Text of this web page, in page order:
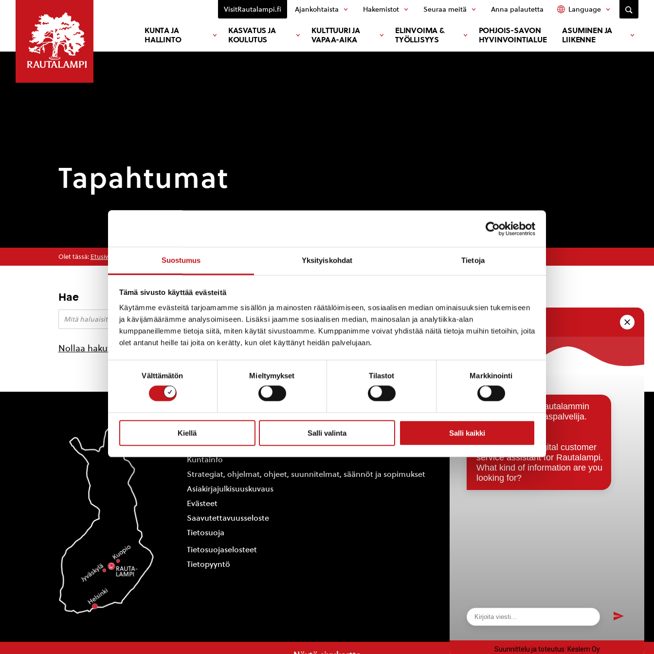
Suostumus Yksityiskohdat Tietoja
Tämä sivusto käyttää evästeitä
Käytämme evästeitä tarjoamamme sisällön ja mainosten räätälöimiseen, sosiaalisen median ominaisuuksien tukemiseen
ja kävijämäärämme analysoimiseen. Lisäksi jaamme sosiaalisen median, mainosalan ja analytiikka-alan
kumppaneillemme tietoja siitä, miten käytät sivustoamme. Kumppanimme voivat yhdistää näitä tietoja muihin tietoihin, joita
olet antanut heille tai joita on kerätty, kun olet käyttänyt heidän palvelujaan.
Välttämätön Mieltymykset Tilastot Markkinointi
Kiellä Salli valinta Salli kaikki
KUNTA JA
HALLINTO
KASVATUS JA
KOULUTUS
KULTTUURI JA
VAPAA-AIKA
ELINVOIMA &
TYÖLLISYYS
POHJOIS-SAVON
HYVINVOINTIALUE
ASUMINEN JA
LIIKENNE
VisitRautalampi.fi Ajankohtaista Hakemistot Seuraa meitä Anna palautetta Language
Tapahtumat
Olet tässä: Etusivu Etelä-Konneveden kansallispuisto
Hae
Nollaa hakutulokset
Yhteystiedot
Kuntainfo
Strategiat, ohjelmat, ohjeet, suunnitelmat, säännöt ja sopimukset
Asiakirjajulkisuuskuvaus
Evästeet
Saavutettavuusseloste
Tietosuoja
Tietosuojaselosteet
Tietopyyntö
Päätökset, esityslistat & pöytäkirjat
Hallinto
Kunnanhallitus
Kunnanvaltuusto